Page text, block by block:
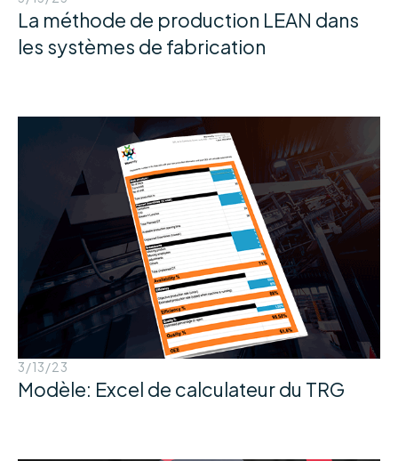
La méthode de production LEAN dans
les systèmes de fabrication
3/13/23
Modèle: Excel de calculateur du TRG